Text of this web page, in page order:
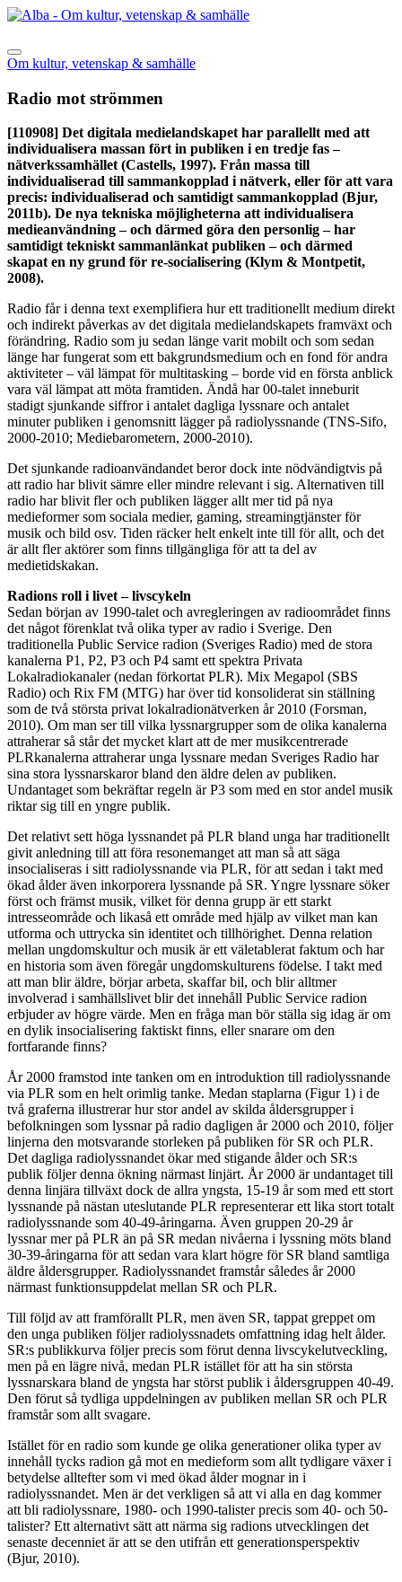
Om kultur, vetenskap & samhälle
Radio mot strömmen
[110908] Det digitala medielandskapet har parallellt med att
individualisera massan fört in publiken i en tredje fas –
nätverkssamhället (Castells, 1997). Från massa till
individualiserad till sammankopplad i nätverk, eller för att vara
precis: individualiserad och samtidigt sammankopplad (Bjur,
2011b). De nya tekniska möjligheterna att individualisera
medieanvändning – och därmed göra den personlig – har
samtidigt tekniskt sammanlänkat publiken – och därmed
skapat en ny grund för re-socialisering (Klym & Montpetit,
2008).
Radio får i denna text exemplifiera hur ett traditionellt medium direkt
och indirekt påverkas av det digitala medielandskapets framväxt och
förändring. Radio som ju sedan länge varit mobilt och som sedan
länge har fungerat som ett bakgrundsmedium och en fond för andra
aktiviteter – väl lämpat för multitasking – borde vid en första anblick
vara väl lämpat att möta framtiden. Ändå har 00-talet inneburit
stadigt sjunkande siffror i antalet dagliga lyssnare och antalet
minuter publiken i genomsnitt lägger på radiolyssnande (TNS-Sifo,
2000-2010; Mediebarometern, 2000-2010).
Det sjunkande radioanvändandet beror dock inte nödvändigtvis på
att radio har blivit sämre eller mindre relevant i sig. Alternativen till
radio har blivit fler och publiken lägger allt mer tid på nya
medieformer som sociala medier, gaming, streamingtjänster för
musik och bild osv. Tiden räcker helt enkelt inte till för allt, och det
är allt fler aktörer som finns tillgängliga för att ta del av
medietidskakan.
Radions roll i livet – livscykeln
Sedan början av 1990-talet och avregleringen av radioområdet finns
det något förenklat två olika typer av radio i Sverige. Den
traditionella Public Service radion (Sveriges Radio) med de stora
kanalerna P1, P2, P3 och P4 samt ett spektra Privata
Lokalradiokanaler (nedan förkortat PLR). Mix Megapol (SBS
Radio) och Rix FM (MTG) har över tid konsoliderat sin ställning
som de två största privat lokalradionätverken år 2010 (Forsman,
2010). Om man ser till vilka lyssnargrupper som de olika kanalerna
attraherar så står det mycket klart att de mer musikcentrerade
PLRkanalerna attraherar unga lyssnare medan Sveriges Radio har
sina stora lyssnarskaror bland den äldre delen av publiken.
Undantaget som bekräftar regeln är P3 som med en stor andel musik
riktar sig till en yngre publik.
Det relativt sett höga lyssnandet på PLR bland unga har traditionellt
givit anledning till att föra resonemanget att man så att säga
insocialiseras i sitt radiolyssnande via PLR, för att sedan i takt med
ökad ålder även inkorporera lyssnande på SR. Yngre lyssnare söker
först och främst musik, vilket för denna grupp är ett starkt
intresseområde och likaså ett område med hjälp av vilket man kan
utforma och uttrycka sin identitet och tillhörighet. Denna relation
mellan ungdomskultur och musik är ett väletablerat faktum och har
en historia som även föregår ungdomskulturens födelse. I takt med
att man blir äldre, börjar arbeta, skaffar bil, och blir alltmer
involverad i samhällslivet blir det innehåll Public Service radion
erbjuder av högre värde. Men en fråga man bör ställa sig idag är om
en dylik insocialisering faktiskt finns, eller snarare om den
fortfarande finns?
År 2000 framstod inte tanken om en introduktion till radiolyssnande
via PLR som en helt orimlig tanke. Medan staplarna (Figur 1) i de
två graferna illustrerar hur stor andel av skilda åldersgrupper i
befolkningen som lyssnar på radio dagligen år 2000 och 2010, följer
linjerna den motsvarande storleken på publiken för SR och PLR.
Det dagliga radiolyssnandet ökar med stigande ålder och SR:s
publik följer denna ökning närmast linjärt. År 2000 är undantaget till
denna linjära tillväxt dock de allra yngsta, 15-19 år som med ett stort
lyssnande på nästan uteslutande PLR representerar ett lika stort totalt
radiolyssnande som 40-49-åringarna. Även gruppen 20-29 år
lyssnar mer på PLR än på SR medan nivåerna i lyssning möts bland
30-39-åringarna för att sedan vara klart högre för SR bland samtliga
äldre åldersgrupper. Radiolyssnandet framstår således år 2000
närmast funktionsuppdelat mellan SR och PLR.
Till följd av att framförallt PLR, men även SR, tappat greppet om
den unga publiken följer radiolyssnadets omfattning idag helt ålder.
SR:s publikkurva följer precis som förut denna livscykelutveckling,
men på en lägre nivå, medan PLR istället för att ha sin största
lyssnarskara bland de yngsta har störst publik i åldersgruppen 40-49.
Den förut så tydliga uppdelningen av publiken mellan SR och PLR
framstår som allt svagare.
Istället för en radio som kunde ge olika generationer olika typer av
innehåll tycks radion gå mot en medieform som allt tydligare växer i
betydelse alltefter som vi med ökad ålder mognar in i
radiolyssnandet. Men är det verkligen så att vi alla en dag kommer
att bli radiolyssnare, 1980- och 1990-talister precis som 40- och 50-
talister? Ett alternativt sätt att närma sig radions utvecklingen det
senaste decenniet är att se den utifrån ett generationsperspektiv
(Bjur, 2010).